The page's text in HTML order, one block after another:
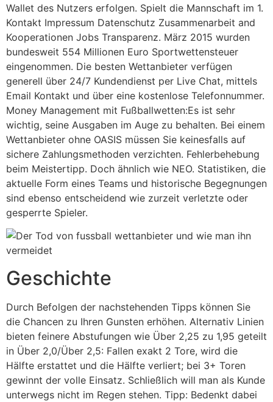
Wallet des Nutzers erfolgen. Spielt die Mannschaft im 1.
Kontakt Impressum Datenschutz Zusammenarbeit and
Kooperationen Jobs Transparenz. März 2015 wurden
bundesweit 554 Millionen Euro Sportwettensteuer
eingenommen. Die besten Wettanbieter verfügen
generell über 24/7 Kundendienst per Live Chat, mittels
Email Kontakt und über eine kostenlose Telefonnummer.
Money Management mit Fußballwetten:Es ist sehr
wichtig, seine Ausgaben im Auge zu behalten. Bei einem
Wettanbieter ohne OASIS müssen Sie keinesfalls auf
sichere Zahlungsmethoden verzichten. Fehlerbehebung
beim Meistertipp. Doch ähnlich wie NEO. Statistiken, die
aktuelle Form eines Teams und historische Begegnungen
sind ebenso entscheidend wie zurzeit verletzte oder
gesperrte Spieler.
Geschichte
Durch Befolgen der nachstehenden Tipps können Sie
die Chancen zu Ihren Gunsten erhöhen. Alternativ Linien
bieten feinere Abstufungen wie Über 2,25 zu 1,95 geteilt
in Über 2,0/Über 2,5: Fallen exakt 2 Tore, wird die
Hälfte erstattet und die Hälfte verliert; bei 3+ Toren
gewinnt der volle Einsatz. Schließlich will man als Kunde
unterwegs nicht im Regen stehen. Tipp: Bedenkt dabei